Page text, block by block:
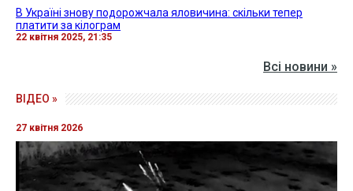
В Україні знову подорожчала яловичина: скільки тепер
платити за кілограм
22 квітня 2025, 21:35
Всі новини »
ВІДЕО »
27 квітня 2026